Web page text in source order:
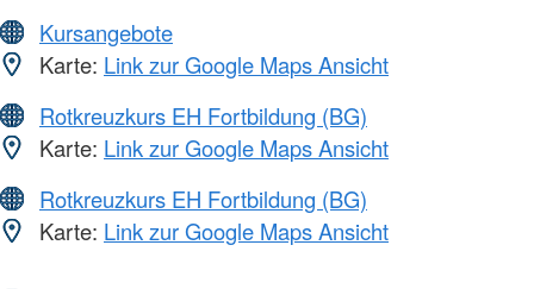
Kursangebote
Karte: Link zur Google Maps Ansicht
Rotkreuzkurs EH Fortbildung (BG)
Karte: Link zur Google Maps Ansicht
Rotkreuzkurs EH Fortbildung (BG)
Karte: Link zur Google Maps Ansicht